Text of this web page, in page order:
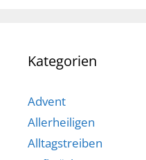
Kategorien
Advent
Allerheiligen
Alltagstreiben